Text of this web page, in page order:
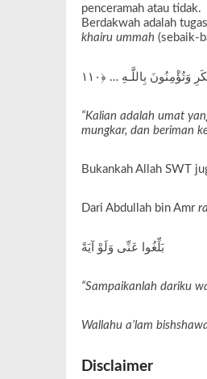
penceramah atau tidak.
Berdakwah adalah
khairu ummah (sebaik-
“Kalian adalah umat
mungkar, dan beriman
Bukankah Allah SWT
Dari Abdullah bin Amr
بَلِّغُوا عَنِّى وَلَوْ آيَةً
“Sampaikanlah dariku
Wallahu a’lam
Disclaimer